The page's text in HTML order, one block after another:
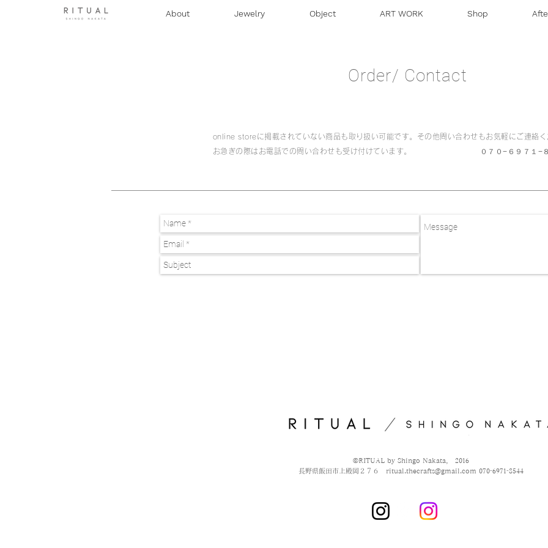
About Jewelry Object ART WORK Shop
Order/ Contact
online storeに掲載されていない商品も取り扱い可能です。その他問い合わせもお気軽にご連絡
お急ぎの際はお電話での問い合わせも受け付けています。 ０７０−６９７１−８
​©️RITUAL by Shingo Nakata， 2016
​長野県飯田市上殿岡２７６ ritual.thecrafts@gmail.com 070-6971-8544